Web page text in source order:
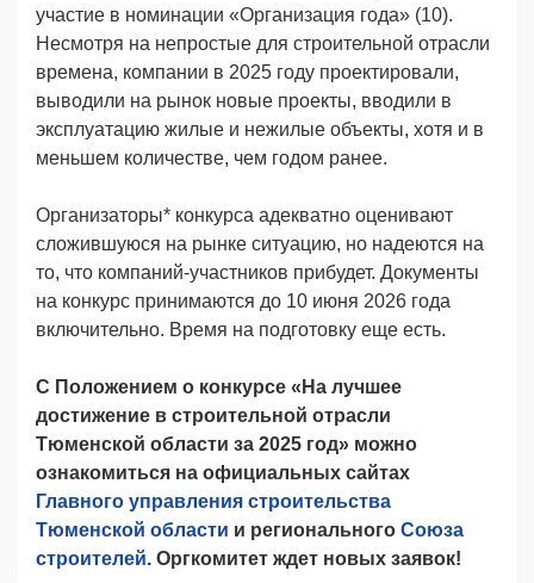
участие в номинации «Организация года» (10).
Несмотря на непростые для строительной отрасли
времена, компании в 2025 году проектировали,
выводили на рынок новые проекты, вводили в
эксплуатацию жилые и нежилые объекты, хотя и в
меньшем количестве, чем годом ранее.
Организаторы* конкурса адекватно оценивают
сложившуюся на рынке ситуацию, но надеются на
то, что компаний-участников прибудет. Документы
на конкурс принимаются до 10 июня 2026 года
включительно. Время на подготовку еще есть.
С Положением о конкурсе «На лучшее
достижение в строительной отрасли
Тюменской области за 2025 год» можно
ознакомиться на официальных сайтах
Главного управления строительства
Тюменской области и регионального Союза
строителей. Оргкомитет ждет новых заявок!